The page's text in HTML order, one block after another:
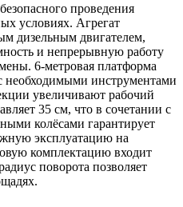
проведения
условиях. Агрегат
дизельным двигателем,
и непрерывную работу
6-метровая платформа
необходимыми инструментами
увеличивают рабочий
35 см, что в сочетании с
колёсами гарантирует
эксплуатацию на
комплектацию входит
поворота позволяет